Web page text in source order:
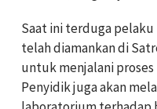
Saat ini terduga
telah diamankan di
untuk menjalani
Penyidik juga akan